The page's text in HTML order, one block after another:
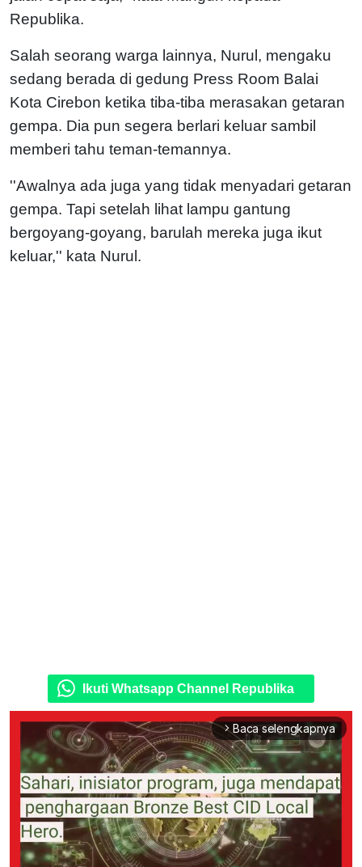
Republika.
Salah seorang warga lainnya, Nurul, mengaku
sedang berada di gedung Press Room Balai
Kota Cirebon ketika tiba-tiba merasakan getaran
gempa. Dia pun segera berlari keluar sambil
memberi tahu teman-temannya.
''Awalnya ada juga yang tidak menyadari getaran
gempa. Tapi setelah lihat lampu gantung
bergoyang-goyang, barulah mereka juga ikut
keluar,'' kata Nurul.
Ikuti Whatsapp Channel Republika
arrow_forward_ios Baca selengkapnya